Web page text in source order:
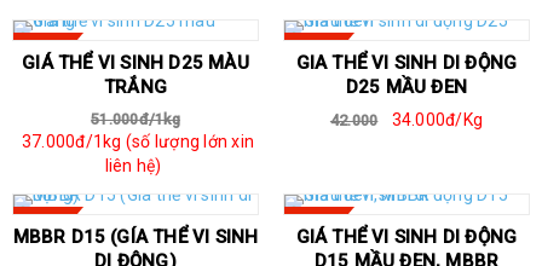
SALE
GIÁ THỂ VI SINH D25 MÀU
TRẮNG
51.000đ/1kg
37.000đ/1kg (số lượng lớn xin
liên hệ)
GIA THỂ VI SINH DI ĐỘNG
D25 MẦU ĐEN
42.000 34.000đ/Kg
MBBR D15 (GÍA THỂ VI SINH
DI ĐỘNG)
SALE
GIÁ THỂ VI SINH DI ĐỘNG
D15 MẦU ĐEN, MBBR